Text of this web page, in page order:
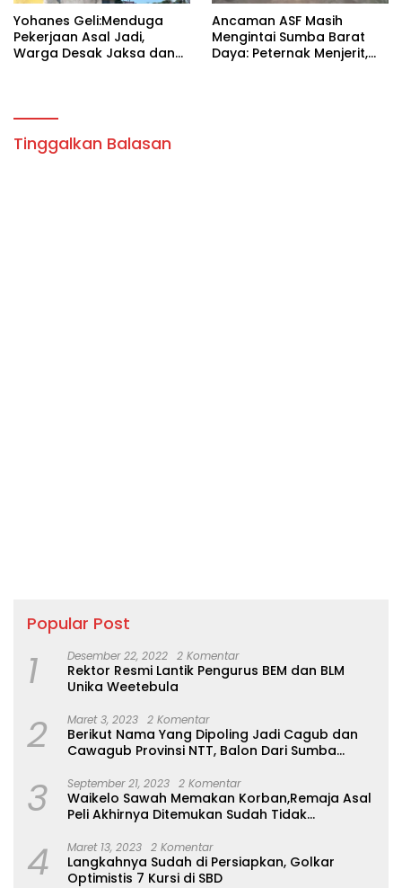
Yohanes Geli:Menduga
Pekerjaan Asal Jadi,
Warga Desak Jaksa dan
Ancaman ASF Masih
Mengintai Sumba Barat
Daya: Peternak Menjerit,
Tinggalkan Balasan
Popular Post
1 Desember 22, 2022 2 Komentar
Rektor Resmi Lantik Pengurus BEM dan BLM
Unika Weetebula
2 Maret 3, 2023 2 Komentar
Berikut Nama Yang Dipoling Jadi Cagub dan
Cawagub Provinsi NTT, Balon Dari Sumba
3 September 21, 2023 2 Komentar
Waikelo Sawah Memakan Korban,Remaja Asal
Peli Akhirnya Ditemukan Sudah Tidak
4 Maret 13, 2023 2 Komentar
Langkahnya Sudah di Persiapkan, Golkar
Optimistis 7 Kursi di SBD